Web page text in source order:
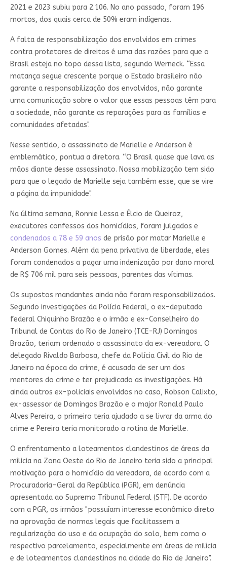
2021 e 2023 subiu para 2.106. No ano passado, foram 196
mortos, dos quais cerca de 50% eram indígenas.
A falta de responsabilização dos envolvidos em crimes
contra protetores de direitos é uma das razões para que o
Brasil esteja no topo dessa lista, segundo Werneck. “Essa
matança segue crescente porque o Estado brasileiro não
garante a responsabilização dos envolvidos, não garante
uma comunicação sobre o valor que essas pessoas têm para
a sociedade, não garante as reparações para as famílias e
comunidades afetadas".
Nesse sentido, o assassinato de Marielle e Anderson é
emblemático, pontua a diretora. “O Brasil quase que lava as
mãos diante desse assassinato. Nossa mobilização tem sido
para que o legado de Marielle seja também esse, que se vire
a página da impunidade".
Na última semana, Ronnie Lessa e Élcio de Queiroz,
executores confessos dos homicídios, foram julgados e
condenados a 78 e 59 anos de prisão por matar Marielle e
Anderson Gomes. Além da pena privativa de liberdade, eles
foram condenados a pagar uma indenização por dano moral
de R$ 706 mil para seis pessoas, parentes das vítimas.
Os supostos mandantes ainda não foram responsabilizados.
Segundo investigações da Polícia Federal, o ex-deputado
federal Chiquinho Brazão e o irmão e ex-Conselheiro do
Tribunal de Contas do Rio de Janeiro (TCE-RJ) Domingos
Brazão, teriam ordenado o assassinato da ex-vereadora. O
delegado Rivaldo Barbosa, chefe da Polícia Civil do Rio de
Janeiro na época do crime, é acusado de ser um dos
mentores do crime e ter prejudicado as investigações. Há
ainda outros ex-policiais envolvidos no caso, Robson Calixto,
ex-assessor de Domingos Brazão e o major Ronald Paulo
Alves Pereira, o primeiro teria ajudado a se livrar da arma do
crime e Pereira teria monitorado a rotina de Marielle.
O enfrentamento a loteamentos clandestinos de áreas da
mílicia na Zona Oeste do Rio de Janeiro teria sido a principal
motivação para o homicídio da vereadora, de acordo com a
Procuradoria-Geral da República (PGR), em denúncia
apresentada ao Supremo Tribunal Federal (STF). De acordo
com a PGR, os irmãos "possuíam interesse econômico direto
na aprovação de normas legais que facilitassem a
regularização do uso e da ocupação do solo, bem como o
respectivo parcelamento, especialmente em áreas de milícia
e de loteamentos clandestinos na cidade do Rio de Janeiro".